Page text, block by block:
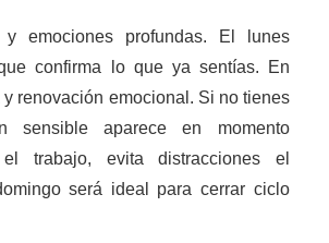
y emociones profundas. El lunes
confirma lo que ya sentías. En
y renovación emocional. Si no tienes
sensible aparece en momento
trabajo, evita distracciones el
será ideal para cerrar ciclo